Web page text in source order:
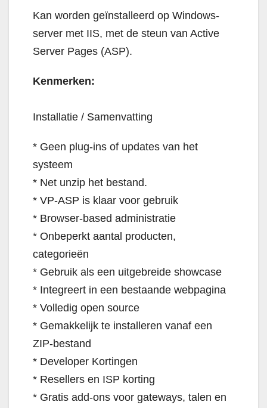
Kan worden geïnstalleerd op Windows-
server met IIS, met de steun van Active
Server Pages (ASP).
Kenmerken:
Installatie / Samenvatting
* Geen plug-ins of updates van het
systeem
* Net unzip het bestand.
* VP-ASP is klaar voor gebruik
* Browser-based administratie
* Onbeperkt aantal producten,
categorieën
* Gebruik als een uitgebreide showcase
* Integreert in een bestaande webpagina
* Volledig open source
* Gemakkelijk te installeren vanaf een
ZIP-bestand
* Developer Kortingen
* Resellers en ISP korting
* Gratis add-ons voor gateways, talen en